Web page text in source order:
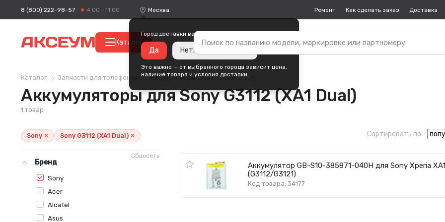
8 (800) 222-98-57 4:00 - 11:00 Москва
Город доставки ваших покупок —
Да Нет, изменить город
Это важно — от выбранного города зависит цена,
наличие товара и условия доставки
Ремонт Как сделать заказ Доставка
Каталог
Каталог Запчасти для телефонов Аккумуляторы G3112 (XA1 Dual)
Аккумуляторы для Sony G3112 (XA1 Dual)
1 товар
Sony × Sony G3112 (XA1 Dual) ×
Сбросить
Бренд
Sony
Acer
Alcatel
Asus
Сортировать по
Аккумулятор GB-S10-385871-040H для Sony Xperia
(G3112/G3121)
Код товара: 34177